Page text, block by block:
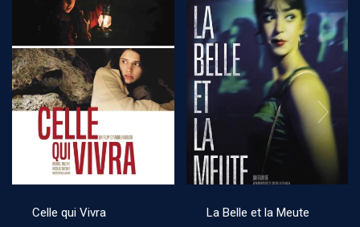
Celle qui Vivra La Belle et la Meute